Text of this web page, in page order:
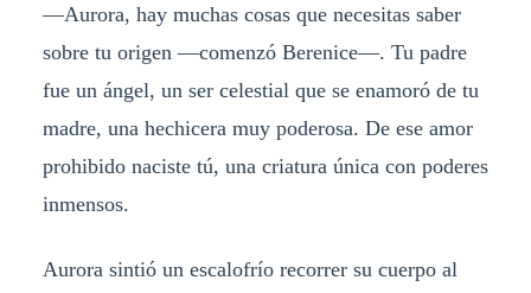
—Aurora, hay muchas cosas que necesitas saber
sobre tu origen —comenzó Berenice—. Tu padre
fue un ángel, un ser celestial que se enamoró de tu
madre, una hechicera muy poderosa. De ese amor
prohibido naciste tú, una criatura única con poderes
inmensos.
Aurora sintió un escalofrío recorrer su cuerpo al